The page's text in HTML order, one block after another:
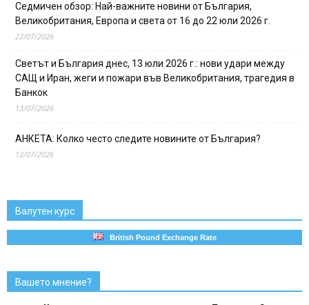
Седмичен обзор: Най-важните новини от България,
Великобритания, Европа и света от 16 до 22 юли 2026 г.
22/07/2026
Светът и България днес, 13 юли 2026 г.: нови удари между
САЩ и Иран, жеги и пожари във Великобритания, трагедия в
Банкок
13/07/2026
АНКЕТА: Колко често следите новините от България?
12/07/2026
Валутен курс
British Pound Exchange Rate
Вашето мнение?